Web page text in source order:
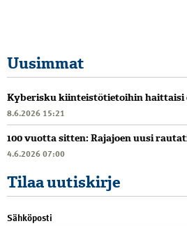
Uusimmat
Kyberisku kiinteistötietoihin haittaisi
8.6.2026 15:21
100 vuotta sitten: Rajajoen uusi
4.6.2026 07:00
Tilaa uutiskirje
Sähköposti